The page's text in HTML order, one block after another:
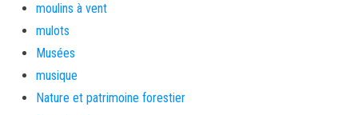
moulins à vent
mulots
Musées
musique
Nature et patrimoine forestier